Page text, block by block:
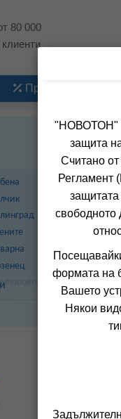
80 000
Промоции
"НОВОТОН"
защита
Считано
Регламент
свободното
формата на
Вашето
Някои